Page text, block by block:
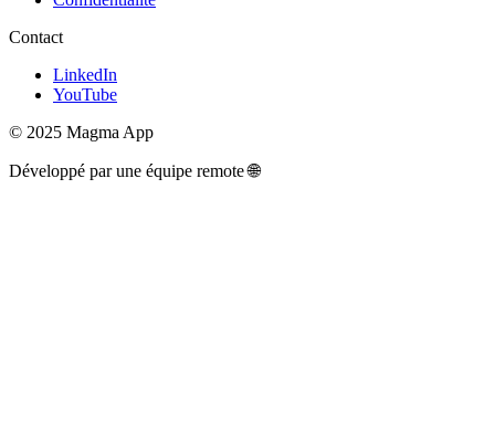
Contact
LinkedIn
YouTube
© 2025 Magma App
Développé par une équipe remote 🌐